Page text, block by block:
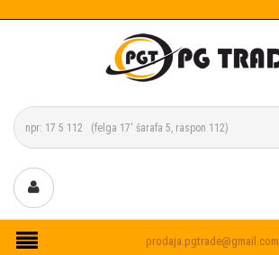
prodaja.pgtrade@gmail.com